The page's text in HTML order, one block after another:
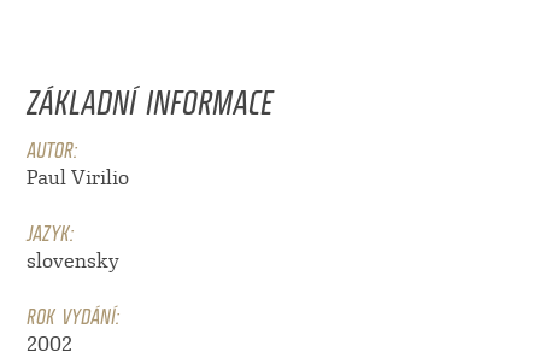
ZÁKLADNÍ INFORMACE
AUTOR:
Paul Virilio
JAZYK:
slovensky
ROK VYDÁNÍ:
2002